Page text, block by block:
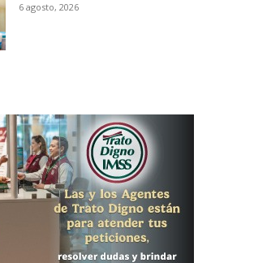
6 agosto, 2026